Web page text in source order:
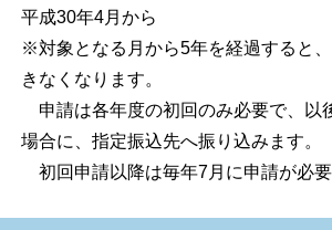
平成30年4月から
※対象となる月から5年を経過すると
きなくなります。
申請は各年度の初回のみ必要で、以
場合に、指定振込先へ振り込みます。
初回申請以降は毎年7月に申請が必要